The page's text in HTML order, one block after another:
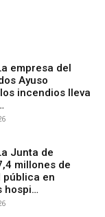
empresa del
Ayuso
incendios lleva
Junta de
millones de
pública en
hospi…